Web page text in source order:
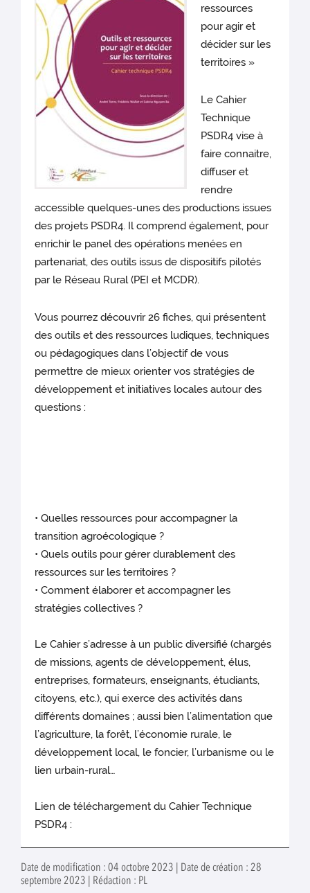
ressources
pour agir et
décider sur les
territoires »
Le Cahier
Technique
PSDR4 vise à
faire connaitre,
diffuser et
rendre
accessible quelques-unes des productions issues
des projets PSDR4. Il comprend également, pour
enrichir le panel des opérations menées en
partenariat, des outils issus de dispositifs pilotés
par le Réseau Rural (PEI et MCDR).
Vous pourrez découvrir 26 fiches, qui présentent
des outils et des ressources ludiques, techniques
ou pédagogiques dans l’objectif de vous
permettre de mieux orienter vos stratégies de
développement et initiatives locales autour des
questions :
• Quelles ressources pour accompagner la
transition agroécologique ?
• Quels outils pour gérer durablement des
ressources sur les territoires ?
• Comment élaborer et accompagner les
stratégies collectives ?
Le Cahier s’adresse à un public diversifié (chargés
de missions, agents de développement, élus,
entreprises, formateurs, enseignants, étudiants,
citoyens, etc.), qui exerce des activités dans
différents domaines ; aussi bien l’alimentation que
l’agriculture, la forêt, l’économie rurale, le
développement local, le foncier, l’urbanisme ou le
lien urbain-rural…
Lien de téléchargement du Cahier Technique
PSDR4 :
Date de modification : 04 octobre 2023 | Date de création : 28
septembre 2023 | Rédaction : PL